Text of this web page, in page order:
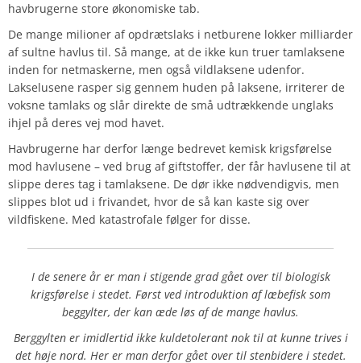
havbrugerne store økonomiske tab.
De mange milioner af opdrætslaks i netburene lokker milliarder
af sultne havlus til. Så mange, at de ikke kun truer tamlaksene
inden for netmaskerne, men også vildlaksene udenfor.
Lakselusene rasper sig gennem huden på laksene, irriterer de
voksne tamlaks og slår direkte de små udtrækkende unglaks
ihjel på deres vej mod havet.
Havbrugerne har derfor længe bedrevet kemisk krigsførelse
mod havlusene – ved brug af giftstoffer, der får havlusene til at
slippe deres tag i tamlaksene. De dør ikke nødvendigvis, men
slippes blot ud i frivandet, hvor de så kan kaste sig over
vildfiskene. Med katastrofale følger for disse.
I de senere år er man i stigende grad gået over til biologisk
krigsførelse i stedet. Først ved introduktion af læbefisk som
beggylter, der kan æde løs af de mange havlus.
Berggylten er imidlertid ikke kuldetolerant nok til at kunne trives i
det høje nord. Her er man derfor gået over til stenbidere i stedet.